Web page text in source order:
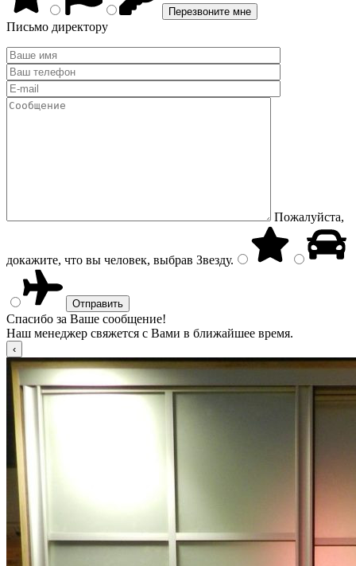
Письмо директору
Пожалуйста,
докажите, что вы человек, выбрав Звезду.
Спасибо за Ваше сообщение!
Наш менеджер свяжется с Вами в ближайшее время.